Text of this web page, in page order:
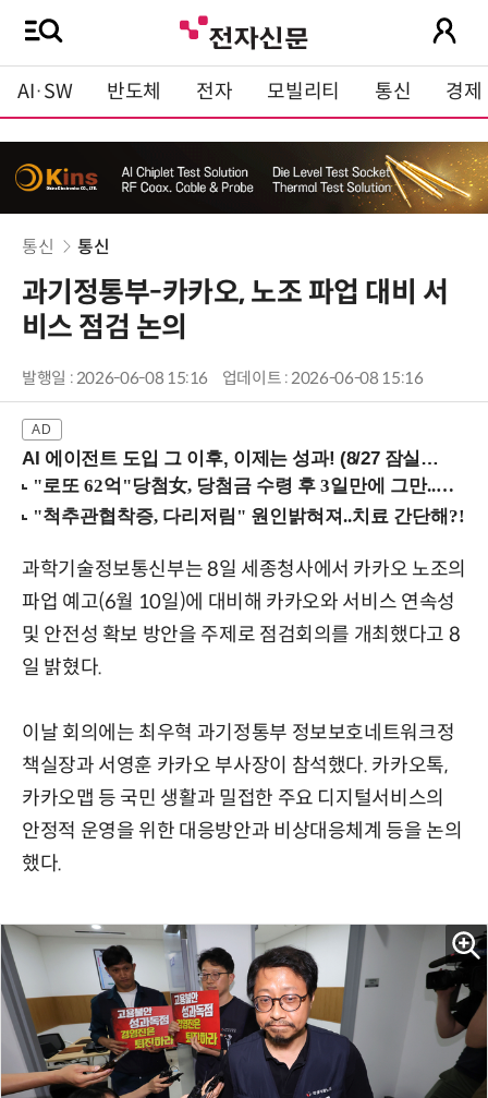
AI·SW 반도체 전자 모빌리티 통신 경제
통신 통신
과기정통부-카카오, 노조 파업 대비 서
비스 점검 논의
발행일 : 2026-06-08 15:16 업데이트 : 2026-06-08 15:16
AI 에이전트 도입 그 이후, 이제는 성과! (8/27 잠실역)
과학기술정보통신부는 8일 세종청사에서 카카오 노조의
파업 예고(6월 10일)에 대비해 카카오와 서비스 연속성
및 안전성 확보 방안을 주제로 점검회의를 개최했다고 8
일 밝혔다.
이날 회의에는 최우혁 과기정통부 정보보호네트워크정
책실장과 서영훈 카카오 부사장이 참석했다. 카카오톡,
카카오맵 등 국민 생활과 밀접한 주요 디지털서비스의
안정적 운영을 위한 대응방안과 비상대응체계 등을 논의
했다.